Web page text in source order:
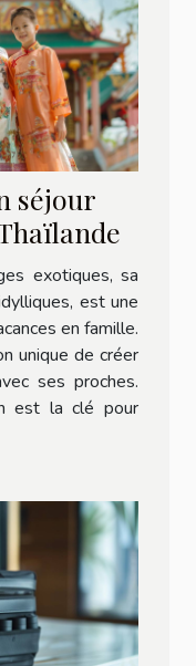
séjour
exotiques, sa
est une
en famille.
unique de créer
ses proches.
est la clé pour